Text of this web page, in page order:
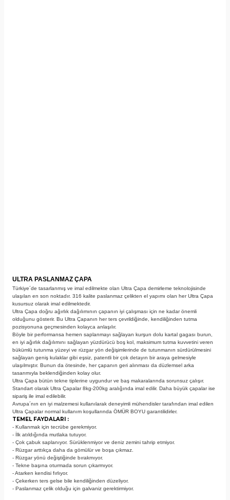
ULTRA PASLANMAZ ÇAPA
Türkiye´de tasarlanmış ve imal edilmekte olan Ultra Çapa demirleme teknolojisinde
ulaşılan en son noktadır. 316 kalite paslanmaz çelikten el yapımı olan her Ultra Çapa
kusursuz olarak imal edilmektedir.
Ultra Çapa doğru ağırlık dağılımının çapanın iyi çalışması için ne kadar önemli
olduğunu gösterir. Bu Ultra Çapanın her ters çevrildiğinde, kendiliğinden tutma
pozisyonuna geçmesinden kolayca anlaşılır.
Böyle bir performansa hemen saplanmayı sağlayan kurşun dolu kartal gagası burun,
en iyi ağırlık dağılımını sağlayan yüzdürücü boş kol, maksimum tutma kuvvetini veren
bükümlü tutunma yüzeyi ve rüzgar yön değişimlerinde de tutunmanın sürdürülmesini
sağlayan geniş kulaklar gibi eşsiz, patentli bir çok detayın bir araya gelmesiyle
ulaşılmıştır. Bunun da ötesinde, her çapanın geri alınması da düzlemsel arka
tasarımıyla beklendiğinden kolay olur.
Ultra Çapa bütün tekne tiplerine uygundur ve baş makaralarında sorunsuz çalışır.
Standart olarak Ultra Çapalar 8kg-200kg aralığında imal edilir. Daha büyük çapalar ise
sipariş ile imal edilebilir.
Avrupa´nın en iyi malzemesi kullanılarak deneyimli mühendisler tarafından imal edilen
Ultra Çapalar normal kullanım koşullarında ÖMÜR BOYU garantilidirler.
TEMEL FAYDALARI :
- Kullanmak için tecrübe gerekmiyor.
- İlk atıldığında mutlaka tutuyor.
- Çok çabuk saplanıyor. Sürüklenmiyor ve deniz zemini tahrip etmiyor.
- Rüzgar arttıkça daha da gömülür ve boşa çıkmaz.
- Rüzgar yönü değiştiğinde bırakmıyor.
- Tekne başına oturmada sorun çıkarmıyor.
- Atarken kendisi fırlıyor.
- Çekerken ters gelse bile kendiliğinden düzeliyor.
- Paslanmaz çelik olduğu için galvaniz gerektirmiyor.